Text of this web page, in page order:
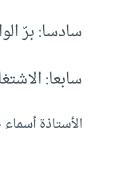
سادسا: برّ
سابعا:
الأستاذة